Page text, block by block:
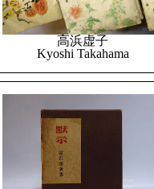
高浜虚子
Kyoshi Takahama